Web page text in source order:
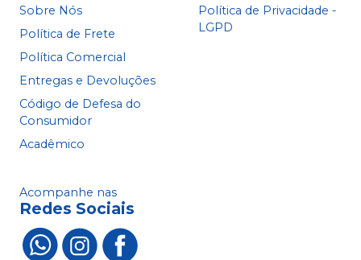
Sobre Nós
Política de Frete
Política Comercial
Entregas e Devoluções
Código de Defesa do
Consumidor
Acadêmico
Política de Privacidade -
LGPD
Acompanhe nas
Redes Sociais